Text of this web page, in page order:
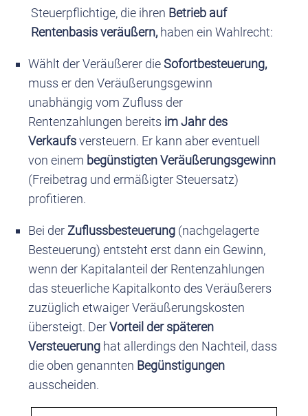
Steuerpflichtige, die ihren Betrieb auf
Rentenbasis veräußern,haben ein Wahlrecht:
Wählt der Veräußerer die Sofortbesteuerung,
muss er den Veräußerungsgewinn
unabhängig vom Zufluss der
Rentenzahlungen bereits im Jahr des
Verkaufsversteuern. Er kann aber eventuell
von einem begünstigten Veräußerungsgewinn
(Freibetrag und ermäßigter Steuersatz)
profitieren.
Bei der Zuflussbesteuerung(nachgelagerte
Besteuerung) entsteht erst dann ein Gewinn,
wenn der Kapitalanteil der Rentenzahlungen
das steuerliche Kapitalkonto des Veräußerers
zuzüglich etwaiger Veräußerungskosten
übersteigt. DerVorteil der späteren
Versteuerunghat allerdings den Nachteil, dass
die oben genannten Begünstigungen
ausscheiden.